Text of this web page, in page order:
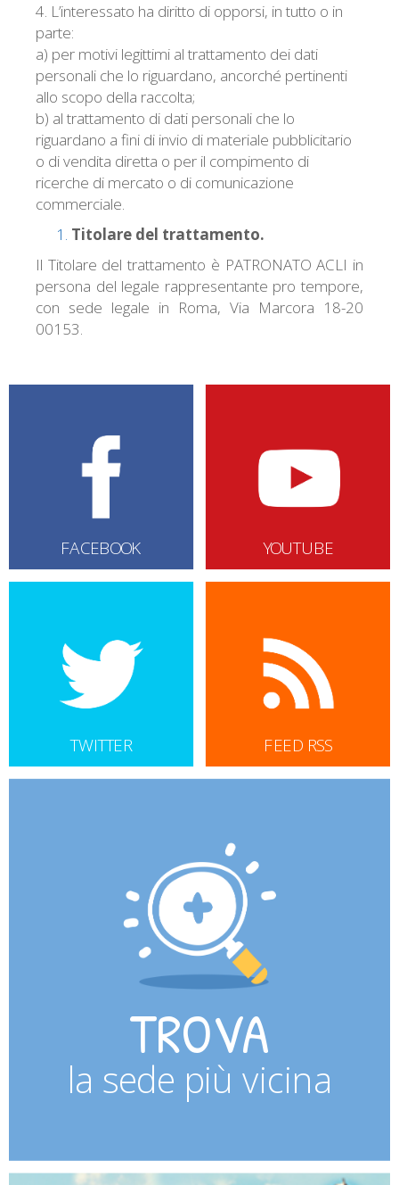
4. L’interessato ha diritto di opporsi, in tutto o in
parte:
a) per motivi legittimi al trattamento dei dati
personali che lo riguardano, ancorché pertinenti
allo scopo della raccolta;
b) al trattamento di dati personali che lo
riguardano a fini di invio di materiale pubblicitario
o di vendita diretta o per il compimento di
ricerche di mercato o di comunicazione
commerciale.
Titolare del trattamento.
Il Titolare del trattamento è PATRONATO ACLI in
persona del legale rappresentante pro tempore,
con sede legale in Roma, Via Marcora 18-20
00153.
FACEBOOK YOUTUBE
TWITTER FEED RSS
TROVA
la sede più vicina